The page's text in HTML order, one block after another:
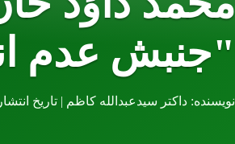
"جنبش عدم
نویسنده: داکتر سیدعبدالله کاظم | تاریخ انتشار: 3 جولای